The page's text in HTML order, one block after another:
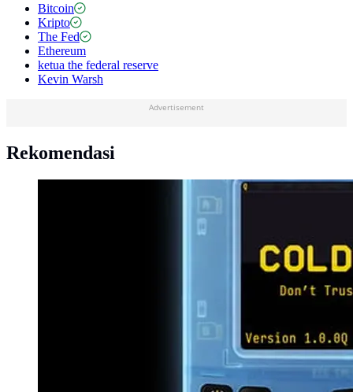
Bitcoin
Kripto
The Fed
Ethereum
ketua the federal reserve
Kevin Warsh
Advertisement
Rekomendasi